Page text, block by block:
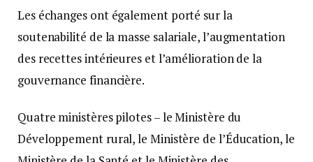
Les échanges ont également porté sur la
soutenabilité de la masse salariale, l’augmentation
des recettes intérieures et l’amélioration de la
gouvernance financière.
Quatre ministères pilotes – le Ministère du
Développement rural, le Ministère de l’Éducation, le